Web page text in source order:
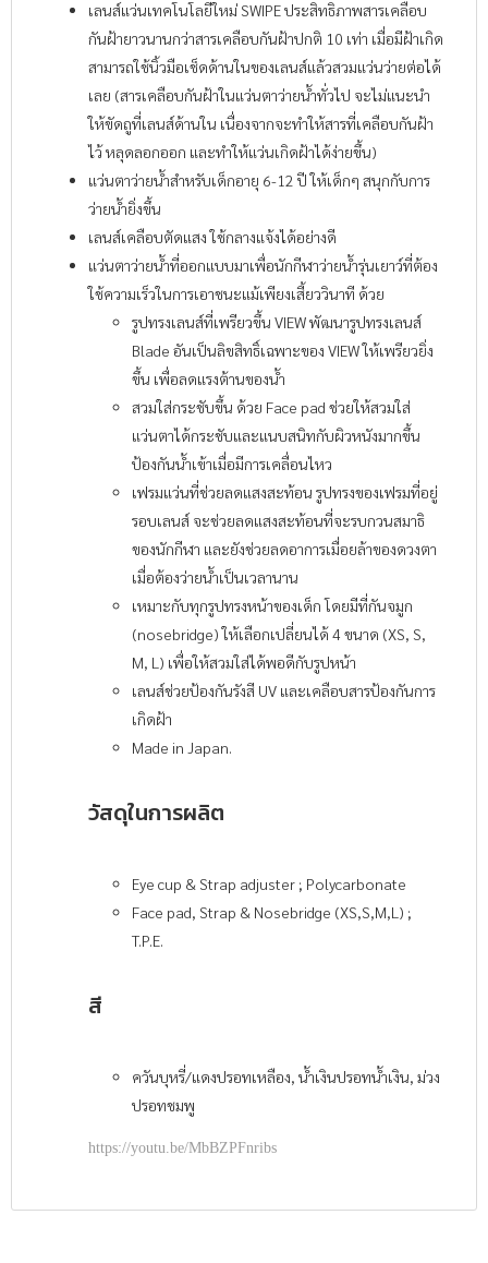
เลนส์แว่นเทคโนโลยีใหม่ SWIPE ประสิทธิภาพสารเคลือบ
กันฝ้ายาวนานกว่าสารเคลือบกันฝ้าปกติ 10 เท่า เมื่อมีฝ้าเกิด
สามารถใช้นิ้วมือเช็ดด้านในของเลนส์แล้วสวมแว่นว่ายต่อได้
เลย (สารเคลือบกันฝ้าในแว่นตาว่ายน้ำทั่วไป จะไม่แนะนำ
ให้ขัดถูที่เลนส์ด้านใน เนื่องจากจะทำให้สารที่เคลือบกันฝ้า
ไว้ หลุดลอกออก และทำให้แว่นเกิดฝ้าได้ง่ายขึ้น)
แว่นตาว่ายน้ำสำหรับเด็กอายุ 6-12 ปี ให้เด็กๆ สนุกกับการ
ว่ายน้ำยิ่งขึ้น
เลนส์เคลือบตัดแสง ใช้กลางแจ้งได้อย่างดี
แว่นตาว่ายน้ำที่ออกแบบมาเพื่อนักกีฬาว่ายน้ำรุ่นเยาว์ที่ต้อง
ใช้ความเร็วในการเอาชนะแม้เพียงเสี้ยววินาที ด้วย
รูปทรงเลนส์ที่เพรียวขึ้น VIEW พัฒนารูปทรงเลนส์
Blade อันเป็นลิขสิทธิ์เฉพาะของ VIEW ให้เพรียวยิ่ง
ขึ้น เพื่อลดแรงต้านของน้ำ
สวมใส่กระชับขึ้น ด้วย Face pad ช่วยให้สวมใส่
แว่นตาได้กระชับและแนบสนิทกับผิวหนังมากขึ้น
ป้องกันน้ำเข้าเมื่อมีการเคลื่อนไหว
เฟรมแว่นที่ช่วยลดแสงสะท้อน รูปทรงของเฟรมที่อยู่
รอบเลนส์ จะช่วยลดแสงสะท้อนที่จะรบกวนสมาธิ
ของนักกีฬา และยังช่วยลดอาการเมื่อยล้าของดวงตา
เมื่อต้องว่ายน้ำเป็นเวลานาน
เหมาะกับทุกรูปทรงหน้าของเด็ก โดยมีที่กันจมูก
(nosebridge) ให้เลือกเปลี่ยนได้ 4 ขนาด (XS, S,
M, L) เพื่อให้สวมใส่ได้พอดีกับรูปหน้า
เลนส์ช่วยป้องกันรังสี UV และเคลือบสารป้องกันการ
เกิดฝ้า
Made in Japan.
วัสดุในการผลิต
Eye cup & Strap adjuster ; Polycarbonate
Face pad, Strap & Nosebridge (XS,S,M,L) ;
T.P.E.
สี
ควันบุหรี่/แดงปรอทเหลือง, น้ำเงินปรอทน้ำเงิน, ม่วง
ปรอทชมพู
https://youtu.be/MbBZPFnribs